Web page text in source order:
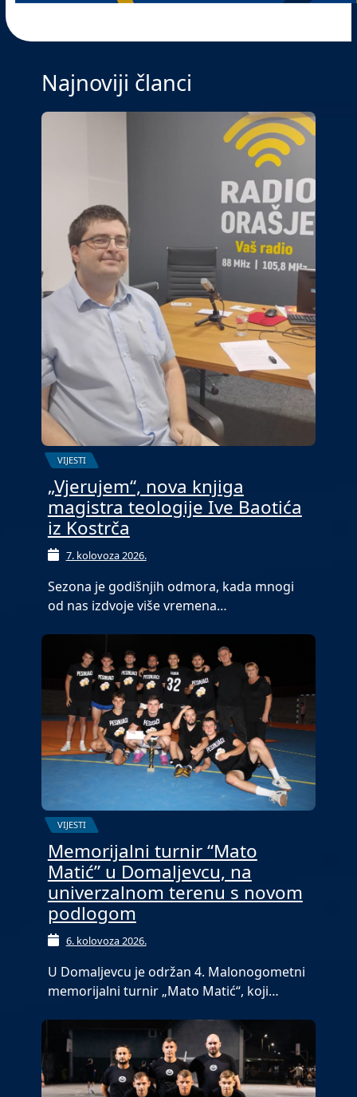
Najnoviji članci
VIJESTI
„Vjerujem“, nova knjiga
magistra teologije Ive Baotića
iz Kostrča
7. kolovoza 2026.
Sezona je godišnjih odmora, kada mnogi
od nas izdvoje više vremena…
VIJESTI
Memorijalni turnir “Mato
Matić” u Domaljevcu, na
univerzalnom terenu s novom
podlogom
6. kolovoza 2026.
U Domaljevcu je održan 4. Malonogometni
memorijalni turnir „Mato Matić“, koji…